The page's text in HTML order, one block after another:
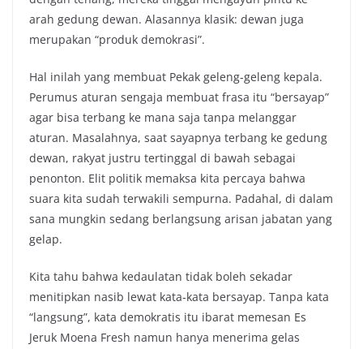
arah gedung dewan. Alasannya klasik: dewan juga
merupakan “produk demokrasi”.
Hal inilah yang membuat Pekak geleng-geleng kepala.
Perumus aturan sengaja membuat frasa itu “bersayap”
agar bisa terbang ke mana saja tanpa melanggar
aturan. Masalahnya, saat sayapnya terbang ke gedung
dewan, rakyat justru tertinggal di bawah sebagai
penonton. Elit politik memaksa kita percaya bahwa
suara kita sudah terwakili sempurna. Padahal, di dalam
sana mungkin sedang berlangsung arisan jabatan yang
gelap.
Kita tahu bahwa kedaulatan tidak boleh sekadar
menitipkan nasib lewat kata-kata bersayap. Tanpa kata
“langsung”, kata demokratis itu ibarat memesan Es
Jeruk Moena Fresh namun hanya menerima gelas